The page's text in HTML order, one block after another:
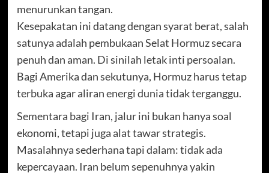
menurunkan tangan.
Kesepakatan ini datang dengan syarat berat, salah
satunya adalah pembukaan Selat Hormuz secara
penuh dan aman. Di sinilah letak inti persoalan.
Bagi Amerika dan sekutunya, Hormuz harus tetap
terbuka agar aliran energi dunia tidak terganggu.
Sementara bagi Iran, jalur ini bukan hanya soal
ekonomi, tetapi juga alat tawar strategis.
Masalahnya sederhana tapi dalam: tidak ada
kepercayaan. Iran belum sepenuhnya yakin